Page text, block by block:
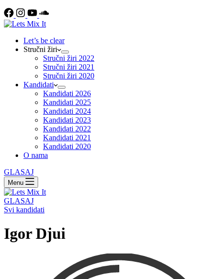
Let’s be clear
Stručni žiri
Stručni žiri 2022
Stručni žiri 2021
Stručni žiri 2020
Kandidati
Kandidati 2026
Kandidati 2025
Kandidati 2024
Kandidati 2023
Kandidati 2022
Kandidati 2021
Kandidati 2020
O nama
GLASAJ
Menu
GLASAJ
Svi kandidati
Igor Djui